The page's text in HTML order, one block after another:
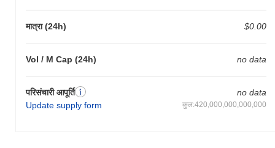
मात्रा (24h) $0.00
Vol / M Cap (24h) no data
परिसंचारी आपूर्ति
Update supply form
no data
कुल:420,000,000,000,000